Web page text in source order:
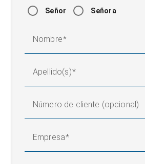
Señor Señora
Nombre
Apellido(s)
Número de cliente (opcional)
Empresa